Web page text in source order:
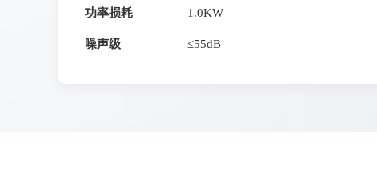
功率损耗 1.0KW
噪声级 ≤55dB